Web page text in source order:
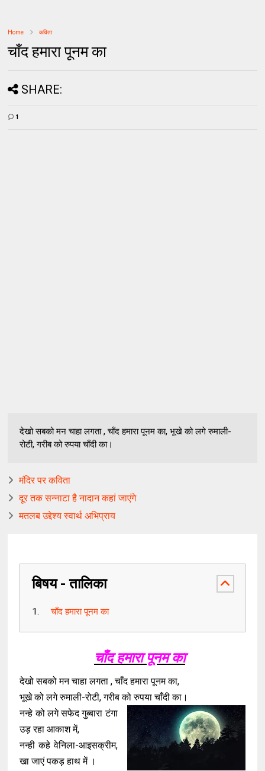
Home कविता
चाँद हमारा पूनम का
SHARE:
1
देखो सबको मन चाहा लगता , चाँद हमारा पूनम का, भूखे को लगे रुमाली-
रोटी, गरीब को रुपया चाँदी का।
मंदिर पर कविता
दूर तक सन्नाटा है नादान कहां जाएंगे
मतलब उद्देश्य स्वार्थ अभिप्राय
बिषय - तालिका
चाँद हमारा पूनम का
चाँद हमारा पूनम का
देखो सबको मन चाहा लगता , चाँद हमारा पूनम का,
भूखे को लगे रुमाली-रोटी, गरीब को रुपया चाँदी का।
नन्हे को लगे सफेद गुब्बारा टंगा
उड़ रहा आकाश में,
नन्ही कहे वेनिला-आइसक्रीम,
खा जाएं पकड़ हाथ में ।